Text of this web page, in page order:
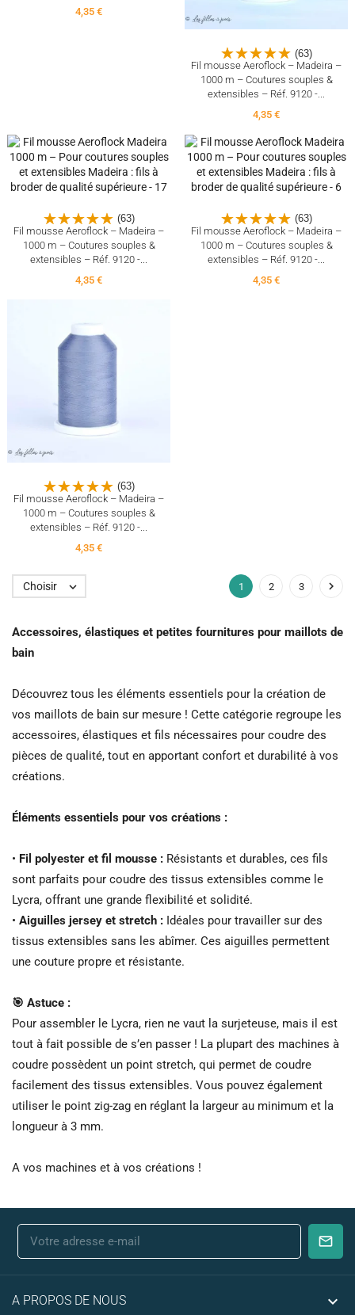
4,35 €
(63)
Fil mousse Aeroflock – Madeira –
1000 m – Coutures souples &
extensibles – Réf. 9120 -...
4,35 €
(63)
Fil mousse Aeroflock – Madeira –
1000 m – Coutures souples &
extensibles – Réf. 9120 -...
4,35 €
(63)
Fil mousse Aeroflock – Madeira –
1000 m – Coutures souples &
extensibles – Réf. 9120 -...
4,35 €
(63)
Fil mousse Aeroflock – Madeira –
1000 m – Coutures souples &
extensibles – Réf. 9120 -...
4,35 €
Choisir  1 2 3 
Accessoires, élastiques et petites fournitures pour maillots de
bain
Découvrez tous les éléments essentiels pour la création de
vos maillots de bain sur mesure ! Cette catégorie regroupe les
accessoires, élastiques et fils nécessaires pour coudre des
pièces de qualité, tout en apportant confort et durabilité à vos
créations.
Éléments essentiels pour vos créations :
• Fil polyester et fil mousse : Résistants et durables, ces fils
sont parfaits pour coudre des tissus extensibles comme le
Lycra, offrant une grande flexibilité et solidité.
• Aiguilles jersey et stretch : Idéales pour travailler sur des
tissus extensibles sans les abîmer. Ces aiguilles permettent
une couture propre et résistante.
🎯 Astuce :
Pour assembler le Lycra, rien ne vaut la surjeteuse, mais il est
tout à fait possible de s’en passer ! La plupart des machines à
coudre possèdent un point stretch, qui permet de coudre
facilement des tissus extensibles. Vous pouvez également
utiliser le point zig-zag en réglant la largeur au minimum et la
longueur à 3 mm.
A vos machines et à vos créations !
A PROPOS DE NOUS 